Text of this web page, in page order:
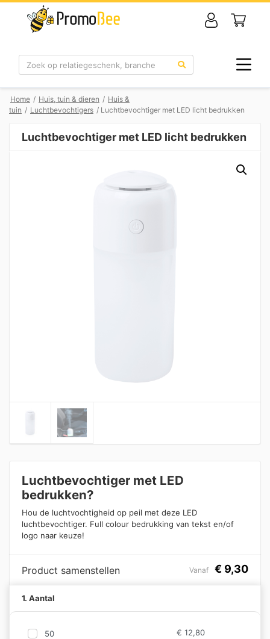
Zoek
Home / Huis, tuin & dieren / Huis &
tuin / Luchtbevochtigers / Luchtbevochtiger met LED licht bedrukken
Luchtbevochtiger met LED licht bedrukken
Luchtbevochtiger met LED
bedrukken?
Hou de luchtvochtigheid op peil met deze LED
luchtbevochtiger. Full colour bedrukking van tekst en/of
logo naar keuze!
Product samenstellen Vanaf € 9,30
1. Aantal
50 € 12,80